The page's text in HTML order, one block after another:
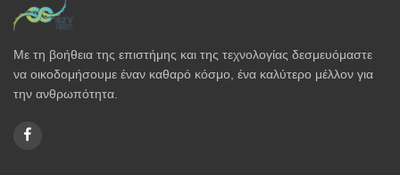
Με τη βοήθεια της επιστήμης και της τεχνολογίας δεσμευόμαστε
να οικοδομήσουμε έναν καθαρό κόσμο, ένα καλύτερο μέλλον για
την ανθρωπότητα.